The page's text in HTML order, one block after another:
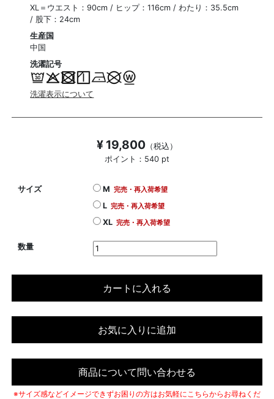
XL＝ウエスト：90cm / ヒップ：116cm / わたり：35.5cm
/ 股下：24cm
生産国
中国
洗濯記号
洗濯表示について
¥ 19,800 （税込）
ポイント：540 pt
サイズ M 完売・再入荷希望
L完売・再入荷希望
XL完売・再入荷希望
数量
カートに入れる
お気に入りに追加
商品について問い合わせる
※サイズ感などイメージできずお困りの方はお気軽にこちらからお尋ねくだ